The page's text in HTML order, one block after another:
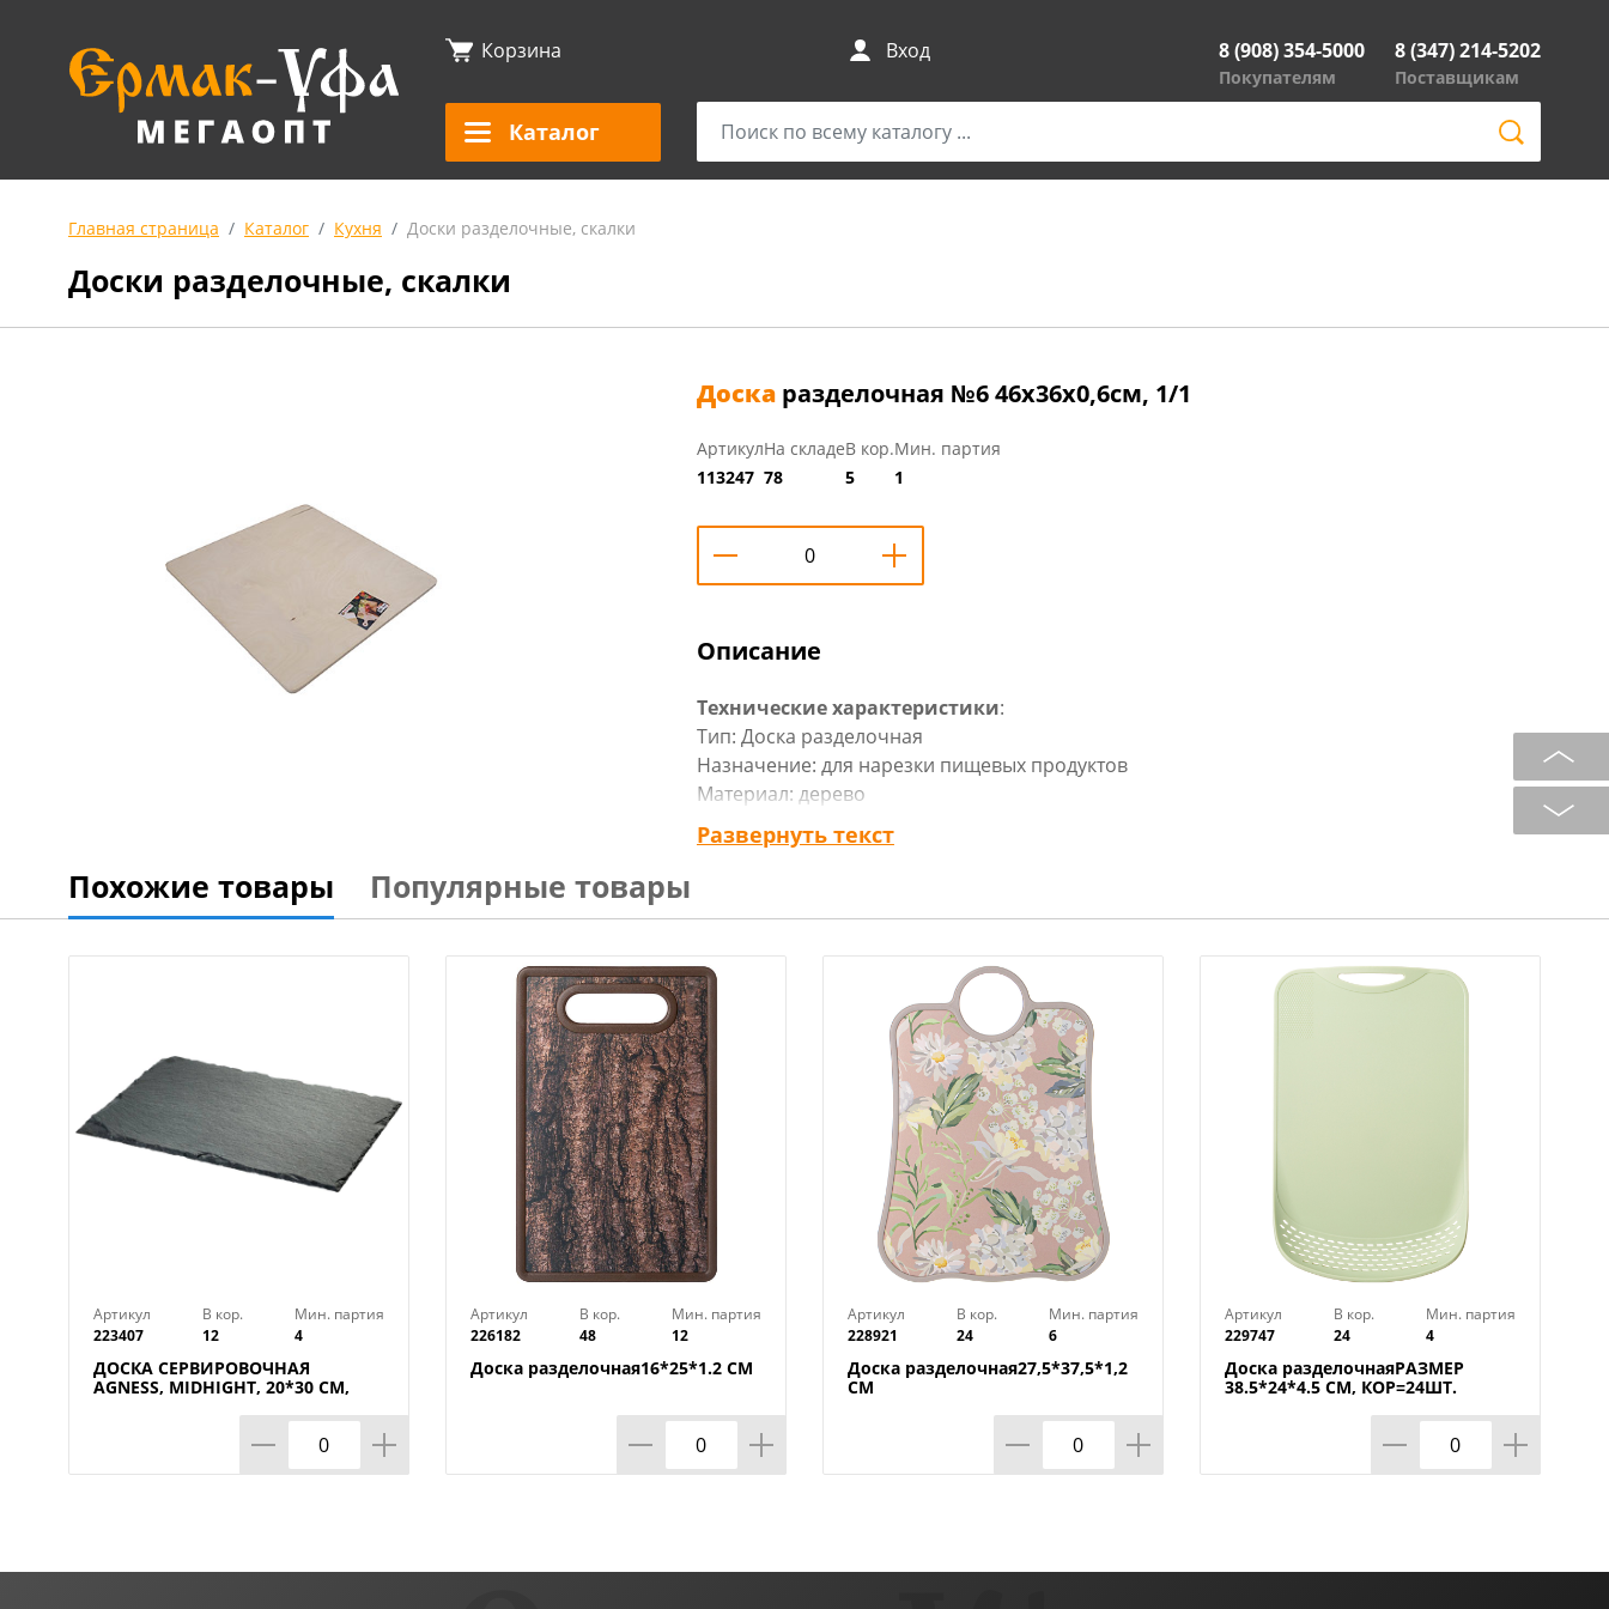
Корзина Вход 8 (908) 354-5000
Покупателям
8 (347) 214-5202
Поставщикам
Каталог
Главная страница Каталог Кухня Доски разделочные, скалки
Доски разделочные, скалки
Доска разделочная №6 46х36х0,6см, 1/1
Артикул
113247
На складе
78
В кор.
5
Мин. партия
1
Описание
Технические характеристики:
Тип: Доска разделочная
Назначение: для нарезки пищевых продуктов
Материал: дерево
Размеры: 46х36х0,6 см
Форма: прямоугольная
Развернуть текст
Похожие товары Популярные товары
Артикул
223407
В кор.
12
Мин. партия
4
ДОСКА СЕРВИРОВОЧНАЯ
AGNESS, MIDHIGHT, 20*30 СМ,
Артикул
226182
В кор.
48
Мин. партия
12
Доска разделочная16*25*1.2 СМ
Артикул
228921
В кор.
24
Мин. партия
6
Доска разделочная27,5*37,5*1,2
СМ
Артикул
229747
В кор.
24
Мин. партия
4
Доска разделочнаяРАЗМЕР
38.5*24*4.5 СМ, КОР=24ШТ.